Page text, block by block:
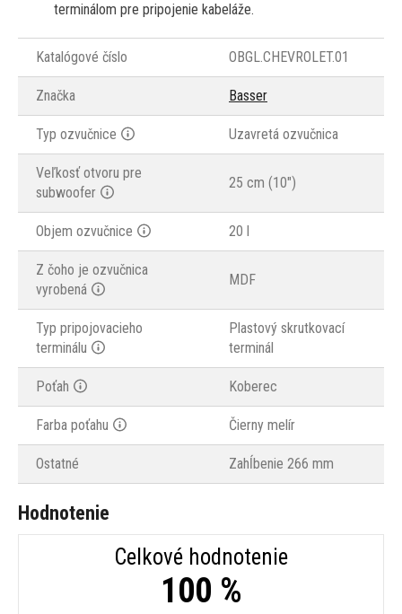
terminálom pre pripojenie kabeláže.
Katalógové číslo OBGL.CHEVROLET.01
Značka Basser
Typ ozvučnice Uzavretá ozvučnica
Veľkosť otvoru pre
subwoofer
25 cm (10")
Objem ozvučnice 20 l
Z čoho je ozvučnica
vyrobená
MDF
Typ pripojovacieho
terminálu
Plastový skrutkovací
terminál
Poťah Koberec
Farba poťahu Čierny melír
Ostatné Zahĺbenie 266 mm
Hodnotenie
Celkové hodnotenie
100 %